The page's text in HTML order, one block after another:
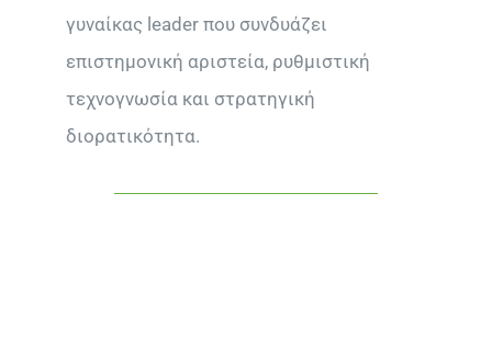
γυναίκας leader που συνδυάζει
επιστημονική αριστεία, ρυθμιστική
τεχνογνωσία και στρατηγική
διορατικότητα.